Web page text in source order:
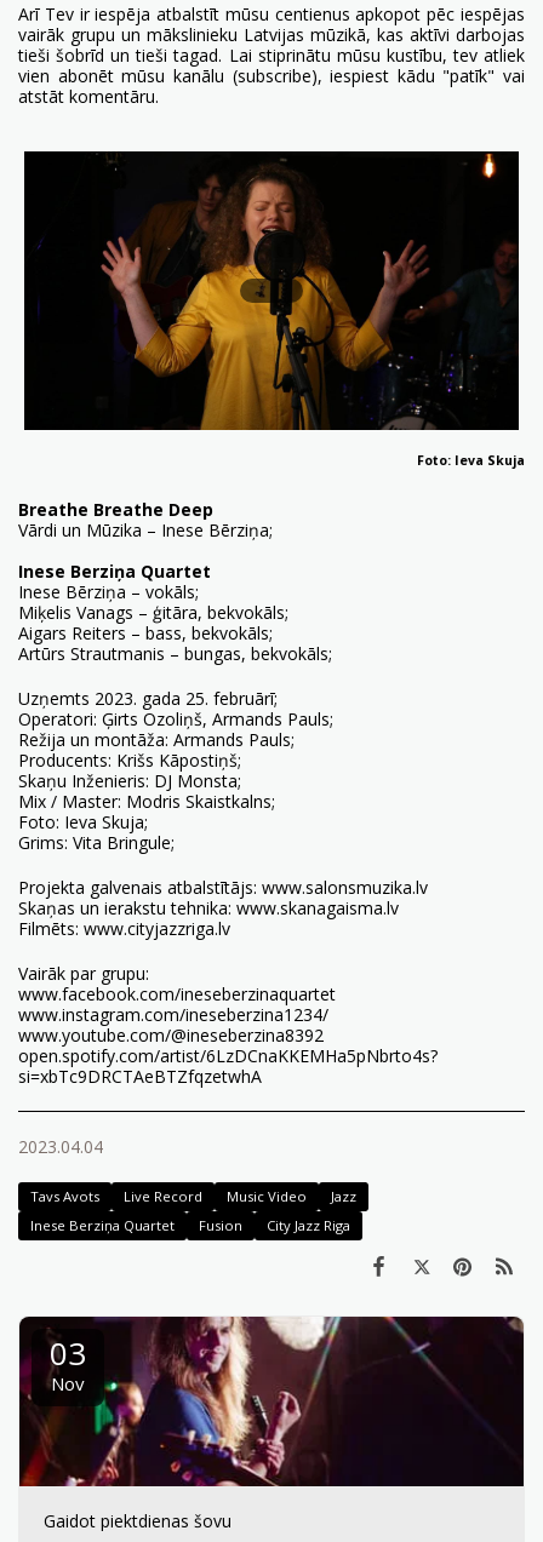
Arī Tev ir iespēja atbalstīt mūsu centienus apkopot pēc iespējas
vairāk grupu un mākslinieku Latvijas mūzikā, kas aktīvi darbojas
tieši šobrīd un tieši tagad. Lai stiprinātu mūsu kustību, tev atliek
vien abonētmūsu kanālu (subscribe), iespiest kādu "patīk" vai
atstāt komentāru.
Foto: Ieva Skuja
Breathe Breathe Deep
Vārdi un Mūzika – Inese Bērziņa;
Inese Berziņa Quartet
Inese Bērziņa – vokāls;
Miķelis Vanags – ģitāra, bekvokāls;
Aigars Reiters – bass, bekvokāls;
Artūrs Strautmanis – bungas, bekvokāls;
Uzņemts 2023. gada 25. februārī;
Operatori: Ģirts Ozoliņš, Armands Pauls;
Režija un montāža: Armands Pauls;
Producents: Krišs Kāpostiņš;
Skaņu Inženieris: DJ Monsta;
Mix / Master: Modris Skaistkalns;
Foto: Ieva Skuja;
Grims: Vita Bringule;
Projekta galvenais atbalstītājs: www.salonsmuzika.lv
Skaņas un ierakstu tehnika: www.skanagaisma.lv
Filmēts: www.cityjazzriga.lv
Vairāk par grupu:
www.facebook.com/ineseberzinaquartet
www.instagram.com/ineseberzina1234/
www.youtube.com/@ineseberzina8392
open.spotify.com/artist/6LzDCnaKKEMHa5pNbrto4s?
si=xbTc9DRCTAeBTZfqzetwhA
2023.04.04
Tavs Avots Live Record Music Video
Jazz
Inese Berziņa Quartet
Fusion City Jazz Riga
03
Nov
Gaidot piektdienas šovu